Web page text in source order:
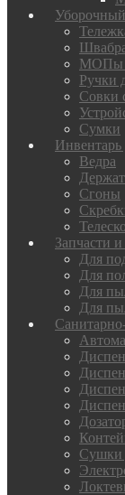
МОПы
Ручки
Совки
Сумки
Инвентарь
Ведра
Сгоны
Запчасти
Для
Для
Для
Для
Сушки